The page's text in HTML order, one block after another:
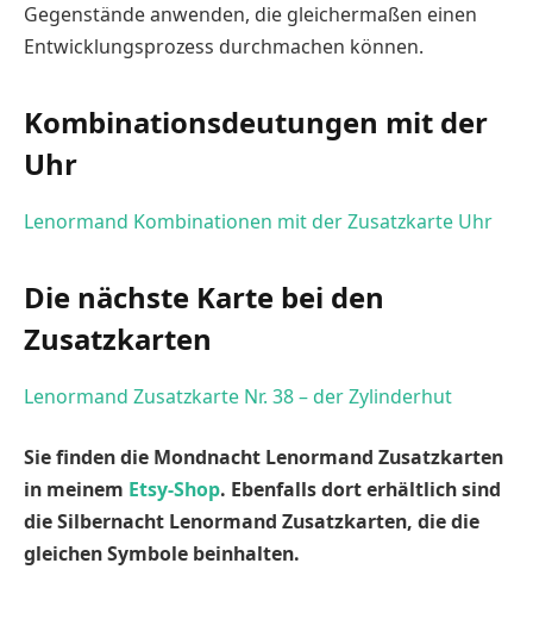
Gegenstände anwenden, die gleichermaßen einen
Entwicklungsprozess durchmachen können.
Kombinationsdeutungen mit der
Uhr
Lenormand Kombinationen mit der Zusatzkarte Uhr
Die nächste Karte bei den
Zusatzkarten
Lenormand Zusatzkarte Nr. 38 – der Zylinderhut
Sie finden die Mondnacht Lenormand Zusatzkarten
in meinem Etsy-Shop. Ebenfalls dort erhältlich sind
die Silbernacht Lenormand Zusatzkarten, die die
gleichen Symbole beinhalten.